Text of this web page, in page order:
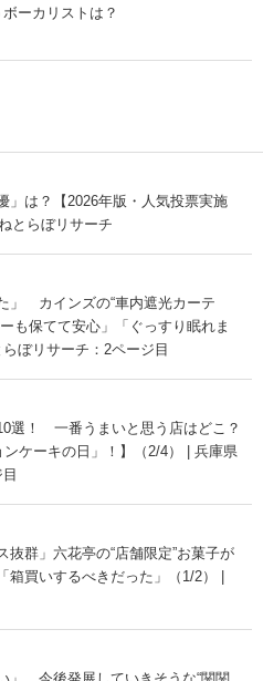
ーカリストは？
」は？【2026年版・人気投票実施
とらぼリサーチ
」 カインズの“車内遮光カーテ
も保てて安心」「ぐっすり眠れま
ぼリサーチ：2ページ目
選！ 一番うまいと思う店はどこ？
ンケーキの日」！】（2/4） | 兵庫県
抜群」六花亭の“店舗限定”お菓子が
買いするべきだった」（1/2） |